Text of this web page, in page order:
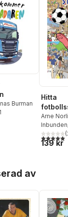
Burman
Totalt antal röster:
Hitta
VM-
Arne
Inbunden
5,0utav 5(
139 kr
av